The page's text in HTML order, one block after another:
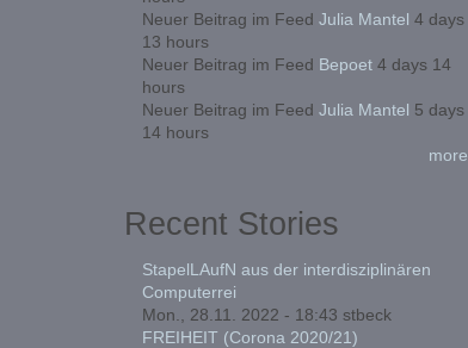
Neuer Beitrag im Feed Julia Mantel 4 days
13 hours
Neuer Beitrag im Feed Bepoet4 days 14
hours
Neuer Beitrag im Feed Julia Mantel 5 days
14 hours
more
Recent Stories
StapelLAufN aus der interdisziplinären
Computerrei
Mon., 28.11. 2022 - 18:43 stbeck
FREIHEIT (Corona 2020/21)